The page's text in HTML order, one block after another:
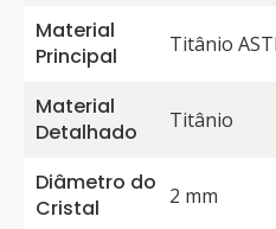
Material
Principal
Titânio
Material
Detalhado
Titânio
Diâmetro do
Cristal
2 mm